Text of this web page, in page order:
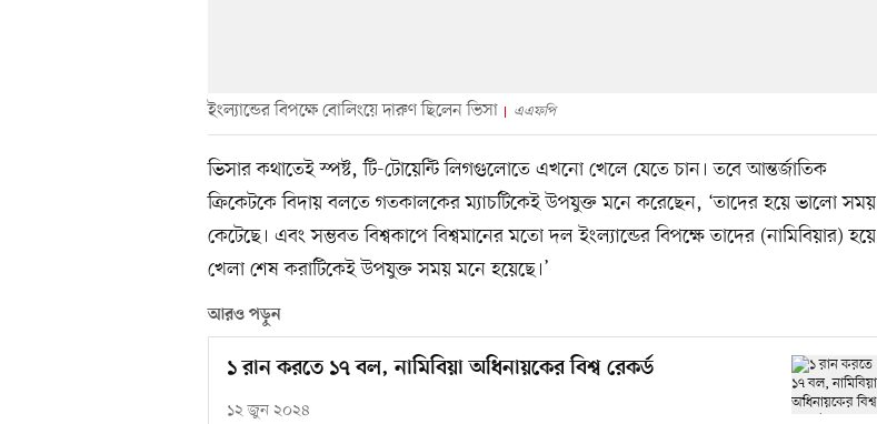
ইংল্যান্ডের বিপক্ষে বোলিংয়ে দারুণ ছিলেন ভিসা এএফপি
ভিসার কথাতেই স্পষ্ট, টি-টোয়েন্টি লিগগুলোতে এখনো খেলে যেতে চান। তবে আন্তর্জাতিক
ক্রিকেটকে বিদায় বলতে গতকালকের ম্যাচটিকেই উপযুক্ত মনে করেছেন, ‘তাদের হয়ে ভালো সময়
কেটেছে। এবং সম্ভবত বিশ্বকাপে বিশ্বমানের মতো দল ইংল্যান্ডের বিপক্ষে তাদের (নামিবিয়ার) হয়ে
খেলা শেষ করাটিকেই উপযুক্ত সময় মনে হয়েছে।’
আরও পড়ুন
১ রান করতে ১৭ বল, নামিবিয়া অধিনায়কের বিশ্ব রেকর্ড
১২ জুন ২০২৪